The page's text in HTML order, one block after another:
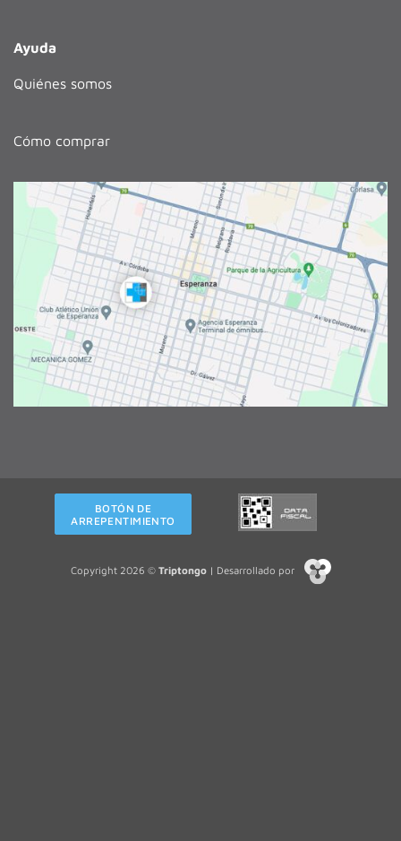
Ayuda
Quiénes somos
Cómo comprar
BOTÓN DE
ARREPENTIMIENTO
Copyright 2026 © Triptongo| Desarrollado por